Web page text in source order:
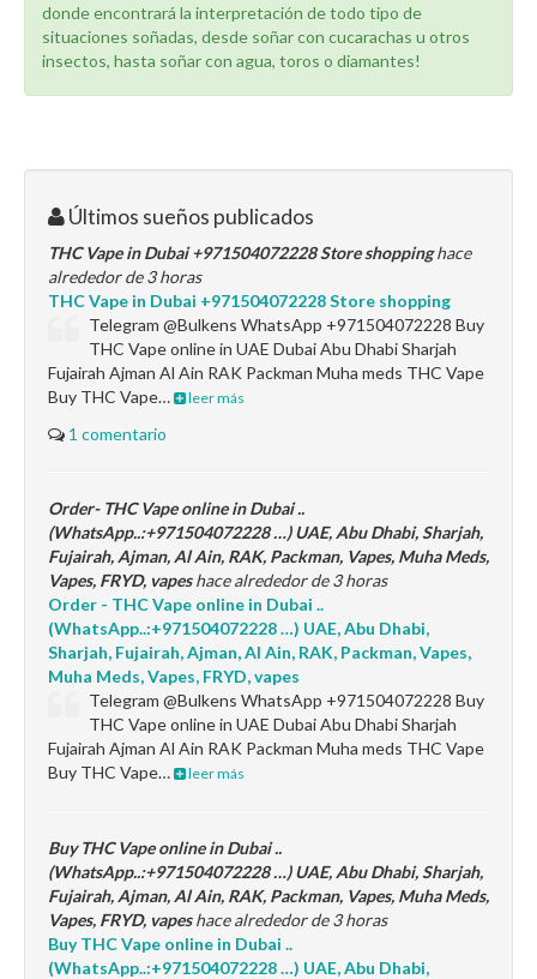
donde encontrará la interpretación de todo tipo de
situaciones soñadas, desde soñar con cucarachas u otros
insectos, hasta soñar con agua, toros o diamantes!
Últimos sueños publicados
THC Vape in Dubai +971504072228 Store shoppinghace
alrededor de 3 horas
THC Vape in Dubai +971504072228 Store shopping
Telegram @Bulkens WhatsApp +971504072228 Buy
THC Vape online in UAE Dubai Abu Dhabi Sharjah
Fujairah Ajman Al Ain RAK Packman Muha meds THC Vape
Buy THC Vape…
leer más
1 comentario
Order- THC Vape online in Dubai ..
(WhatsApp..:+971504072228 …) UAE, Abu Dhabi, Sharjah,
Fujairah, Ajman, Al Ain, RAK, Packman, Vapes, Muha Meds,
Vapes, FRYD, vapeshace alrededor de 3 horas
Order - THC Vape online in Dubai ..
(WhatsApp..:+971504072228 …) UAE, Abu Dhabi,
Sharjah, Fujairah, Ajman, Al Ain, RAK, Packman, Vapes,
Muha Meds, Vapes, FRYD, vapes
Telegram @Bulkens WhatsApp +971504072228 Buy
THC Vape online in UAE Dubai Abu Dhabi Sharjah
Fujairah Ajman Al Ain RAK Packman Muha meds THC Vape
Buy THC Vape…
leer más
Buy THC Vape online in Dubai ..
(WhatsApp..:+971504072228 …) UAE, Abu Dhabi, Sharjah,
Fujairah, Ajman, Al Ain, RAK, Packman, Vapes, Muha Meds,
Vapes, FRYD, vapeshace alrededor de 3 horas
Buy THC Vape online in Dubai ..
(WhatsApp..:+971504072228 …) UAE, Abu Dhabi,